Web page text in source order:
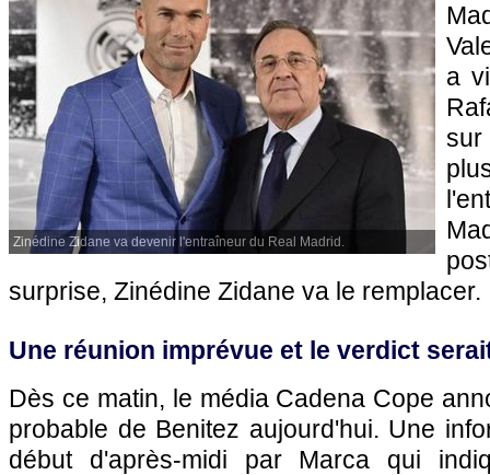
Zinédine Zidane va devenir l'entraîneur du Real Madrid.
a
surprise, Zinédine Zidane va le remplacer.
Une réunion imprévue et le verdict
Dès ce matin, le média Cadena Cope
probable de Benitez aujourd'hui. Une
début d'après-midi par Marca qui